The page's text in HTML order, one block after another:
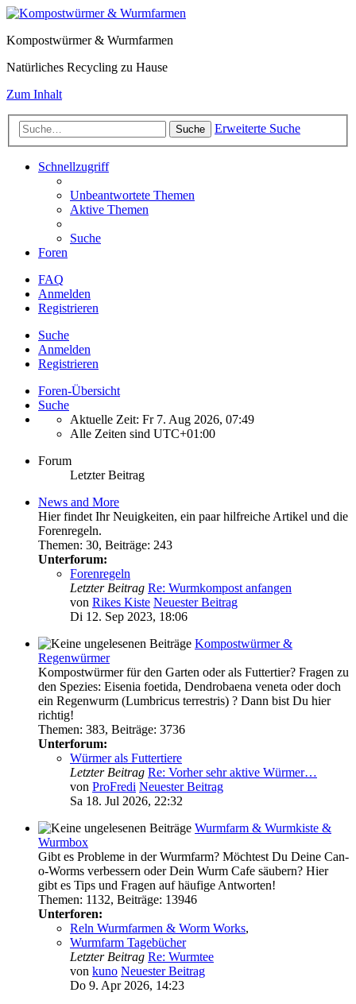
Kompostwürmer & Wurmfarmen
Natürliches Recycling zu Hause
Zum Inhalt
Suche Erweiterte Suche
Schnellzugriff
Unbeantwortete Themen
Aktive Themen
Suche
Foren
FAQ
Anmelden
Registrieren
Suche
Anmelden
Registrieren
Foren-Übersicht
Suche
Aktuelle Zeit: Fr 7. Aug 2026, 07:49
Alle Zeiten sind UTC+01:00
Forum
Letzter Beitrag
News and More
Hier findet Ihr Neuigkeiten, ein paar hilfreiche Artikel und die
Forenregeln.
Themen: 30, Beiträge: 243
Unterforum:
Forenregeln
Letzter Beitrag Re: Wurmkompost anfangen
von Rikes Kiste Neuester Beitrag
Di 12. Sep 2023, 18:06
Kompostwürmer &
Regenwürmer
Kompostwürmer für den Garten oder als Futtertier? Fragen zu
den Spezies: Eisenia foetida, Dendrobaena veneta oder doch
ein Regenwurm (Lumbricus terrestris) ? Dann bist Du hier
richtig!
Themen: 383, Beiträge: 3736
Unterforum:
Würmer als Futtertiere
Letzter Beitrag Re: Vorher sehr aktive Würmer…
von ProFredi Neuester Beitrag
Sa 18. Jul 2026, 22:32
Wurmfarm & Wurmkiste &
Wurmbox
Gibt es Probleme in der Wurmfarm? Möchtest Du Deine Can-
o-Worms verbessern oder Dein Wurm Cafe säubern? Hier
gibt es Tips und Fragen auf häufige Antworten!
Themen: 1132, Beiträge: 13946
Unterforen:
Reln Wurmfarmen & Worm Works,
Wurmfarm Tagebücher
Letzter Beitrag Re: Wurmtee
von kuno Neuester Beitrag
Do 9. Apr 2026, 14:23